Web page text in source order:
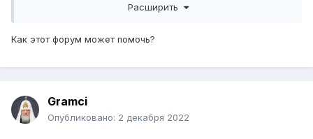
хоть немного обеспеченного.
таких парней пишет по 30 в день, вот она и ищет норм
начал много работать и зарабатывать ,девушки сами
начали появляться со всех возможных мест и я забил на
Расширить
Как этот форум может помочь?
Gramci
Опубликовано: 2 декабря 2022